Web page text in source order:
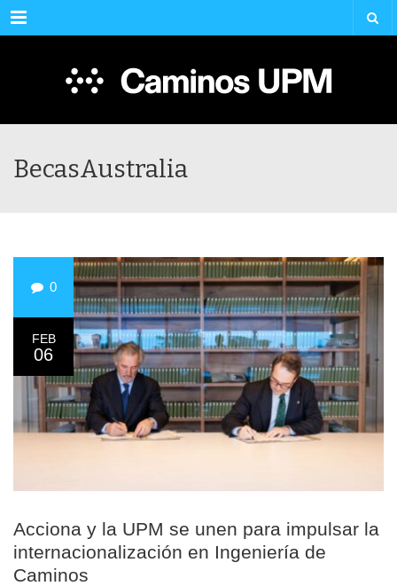
Menu
BecasAustralia
0
FEB
06
Acciona y la UPM se unen para impulsar la
internacionalización en Ingeniería de
Caminos